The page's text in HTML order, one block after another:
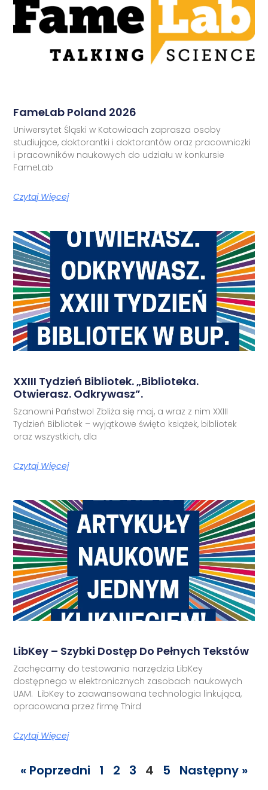
FameLab Poland 2026
Uniwersytet Śląski w Katowicach zaprasza osoby
studiujące, doktorantki i doktorantów oraz pracowniczki
i pracowników naukowych do udziału w konkursie
FameLab
Czytaj Więcej
XXIII Tydzień Bibliotek. „Biblioteka.
Otwierasz. Odkrywasz”.
Szanowni Państwo! Zbliża się maj, a wraz z nim XXIII
Tydzień Bibliotek – wyjątkowe święto książek, bibliotek
oraz wszystkich, dla
Czytaj Więcej
LibKey – Szybki Dostęp Do Pełnych Tekstów
Zachęcamy do testowania narzędzia LibKey
dostępnego w elektronicznych zasobach naukowych
UAM. LibKey to zaawansowana technologia linkująca,
opracowana przez firmę Third
Czytaj Więcej
« Poprzedni 1 2 3 4 5 Następny »